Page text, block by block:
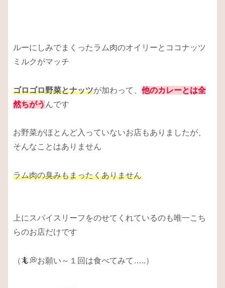
ルーにしみでまくったラム肉のオイリーとココナッツ
ミルクがマッチ
ゴロゴロ野菜とナッツが加わって、 他のカレーとは全
然ちがう んです
お野菜がほとんど入っていないお店もありましたが、
そんなことはありません
ラム肉の臭みもまったくありません
上にスパイスリーフをのせてくれているのも唯一こち
らのお店だけです
（🦎💭お願い～１回は食べてみて…..）